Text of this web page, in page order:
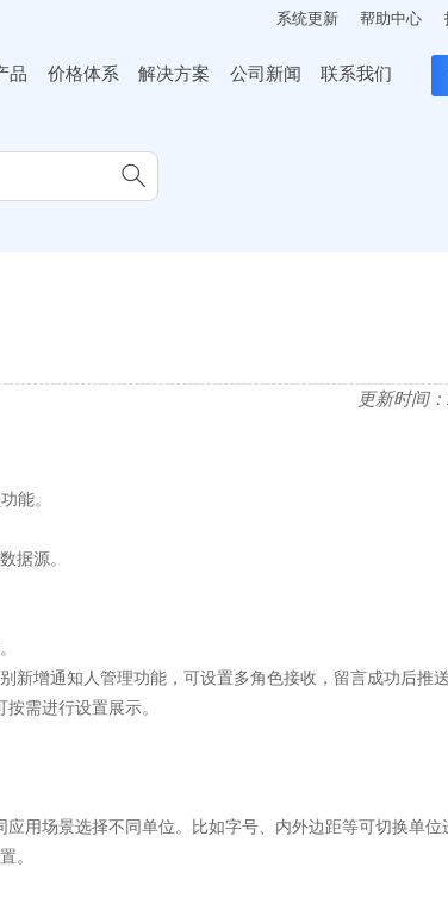
系统更新 帮助中心
品 价格体系 解决方案 公司新闻 联系我们

更新时间
能。
据源。
增通知人管理功能，可设置多角色接收，留言成功后推送
需进行设置展示。
用场景选择不同单位。比如字号、内外边距等可切换单位
。